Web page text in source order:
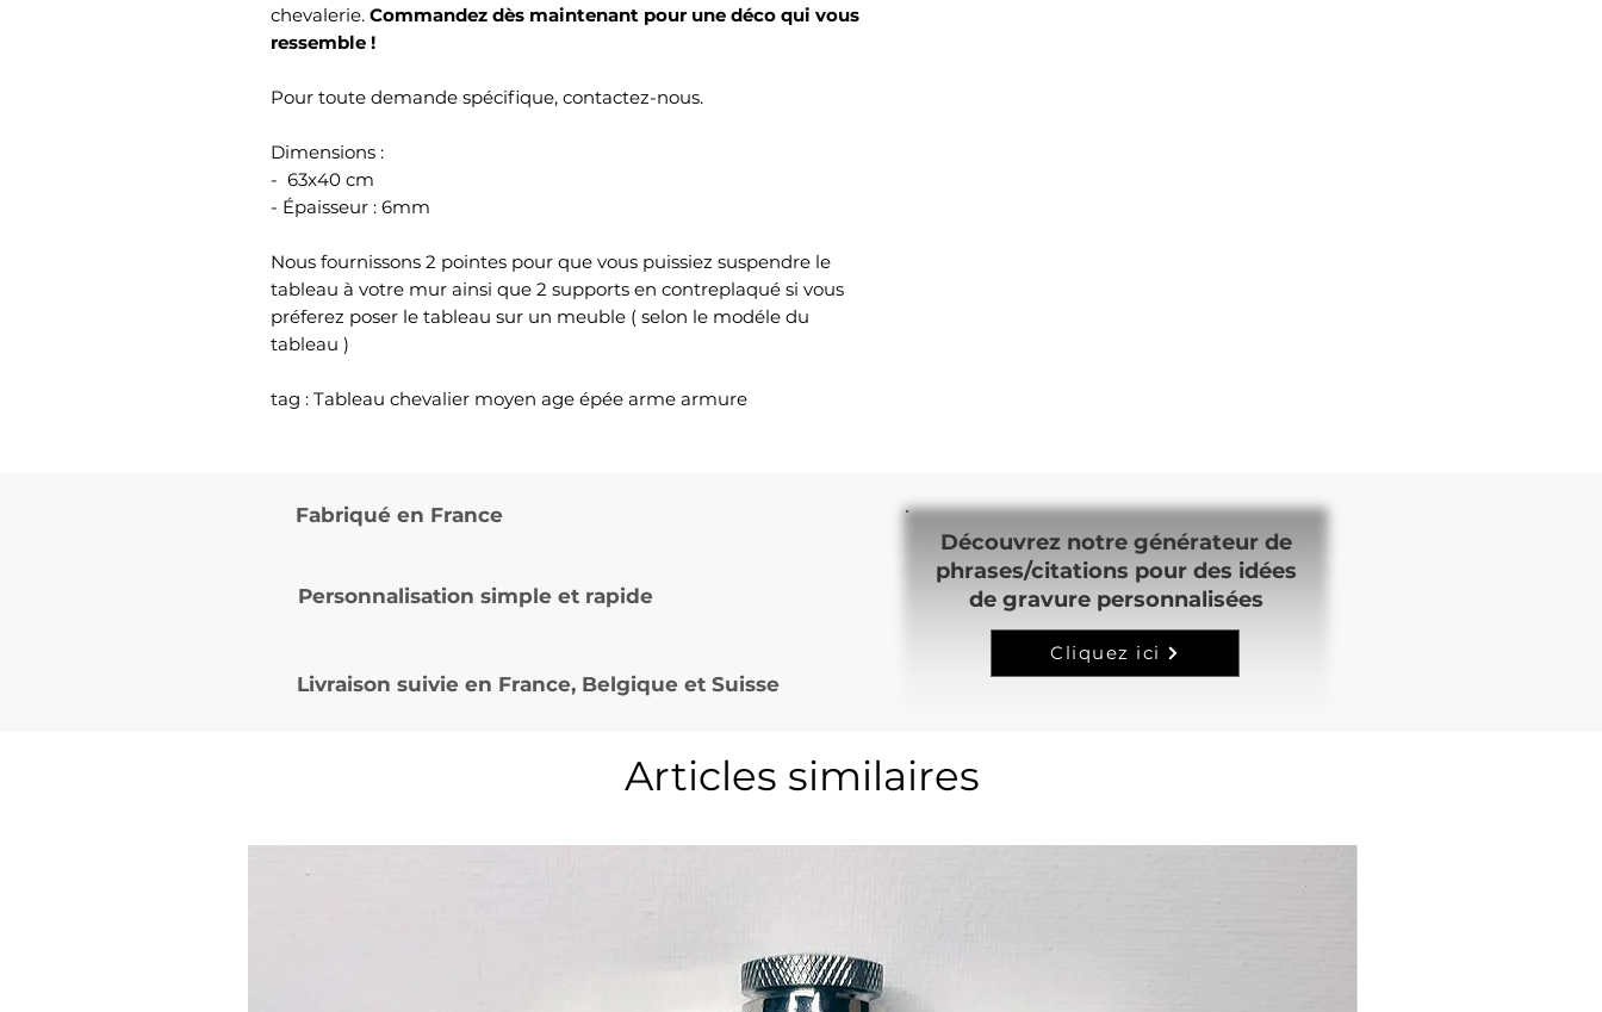
chevalerie. Commandez dès maintenant pour une déco qui vous
ressemble !
Pour toute demande spécifique, contactez-nous.
Dimensions :
- 63x40 cm
- Épaisseur : 6mm
Nous fournissons 2 pointes pour que vous puissiez suspendre le
tableau à votre mur ainsi que 2 supports en contreplaqué si vous
préferez poser le tableau sur un meuble ( selon le modéle du
tableau )
tag : Tableau chevalier moyen age épée arme armure
Fabriqué en France
Personnalisation simple et rapide
Livraison suivie en France, Belgique et Suisse
Découvrez notre générateur de
phrases/citations pour des idées
de gravure personnalisées
Cliquez ici
Articles similaires